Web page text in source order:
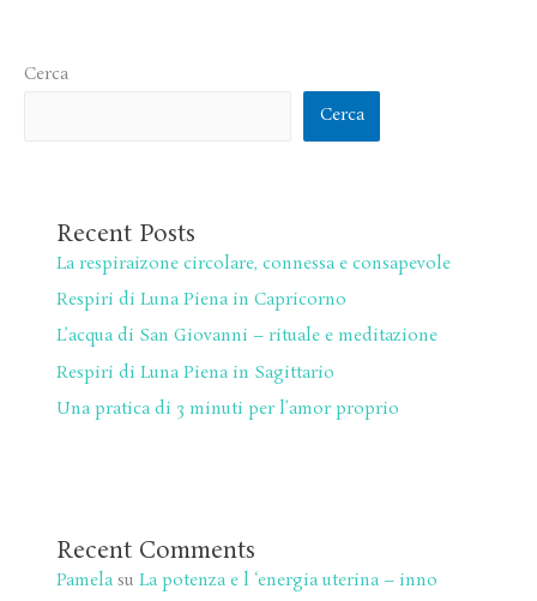
Cerca
Cerca
Recent Posts
La respiraizone circolare, connessa e consapevole
Respiri di Luna Piena in Capricorno
L’acqua di San Giovanni – rituale e meditazione
Respiri di Luna Piena in Sagittario
Una pratica di 3 minuti per l’amor proprio
Recent Comments
Pamela suLa potenza e l ‘energia uterina – inno